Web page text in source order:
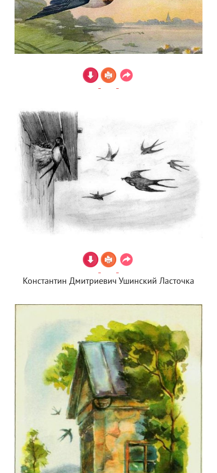
Константин Дмитриевич Ушинский Ласточка